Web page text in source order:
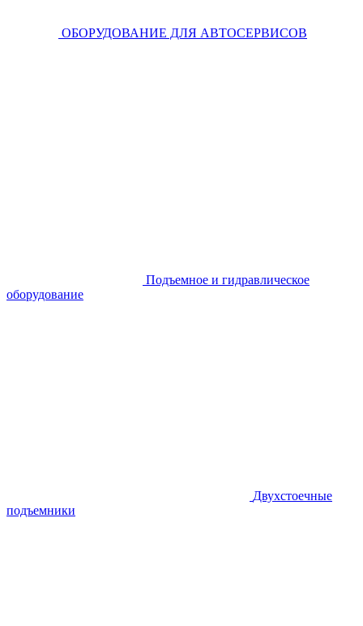
ОБОРУДОВАНИЕ ДЛЯ АВТОСЕРВИСОВ
Подъемное и гидравлическое
оборудование
Двухстоечные
подъемники